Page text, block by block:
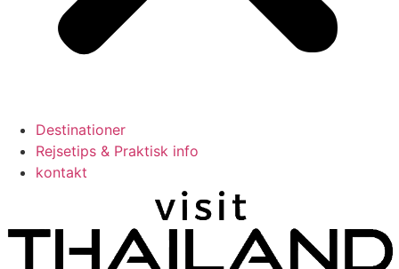
Destinationer
Rejsetips & Praktisk info
kontakt